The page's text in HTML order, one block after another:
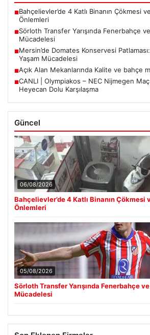
■Bahçelievler’de 4 Katlı Binanın Çökmesi
Önlemleri
■Sörloth Transfer Yarışında Fenerbahçe
Mücadelesi
■Mersin’de Domates Konservesi
Yaşam Mücadelesi
■Açık Alan Mekanlarında Kalite ve bahçe
■CANLI | Olympiakos – NEC Nijmegen
Heyecan Dolu Karşılaşma
Güncel
06/08/2026
Bahçelievler’de 4 Katlı Binanın Çökmesi
Önlemleri
05/08/2026
Sörloth Transfer Yarışında Fenerbahçe
Mücadelesi